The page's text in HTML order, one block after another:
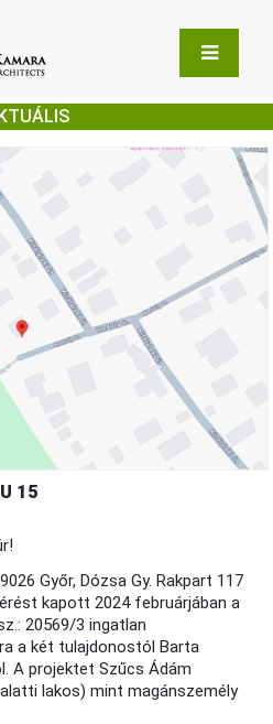
15
Győr, Dózsa Gy. Rakpart 117
kapott 2024 februárjában a
20569/3 ingatlan
a két tulajdonostól Barta
A projektet Szűcs Ádám
lakos) mint magánszemély